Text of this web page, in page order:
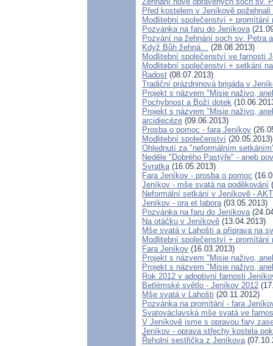
Před kostelem v Jeníkově
Modlitební společenství + promítání
Pozvánka na faru do Jeníkova
Pozvání na žehnání soch sv. Petra
Když Bůh žehná… (28.08.2013)
Modlitební společenství ve farnosti
Modlitební společenství + setkání
Radost (08.07.2013)
Tradiční prázdninová brigáda v
Projekt s názvem "Misie naživo,
Pochybnost a Boží dotek
Projekt s názvem "Misie naživo,
arcidiecéze (09.06.2013)
Prosba o pomoc - fara Jeníkov
Modlitební společenství (20.05.2013)
Ohlednutí za "neformálním
Neděle "Dobrého Pastýře" - aneb
Svratka(16.05.2013)
Fara Jeníkov - prosba o pomoc
Jeníkov - mše svatá na poděkování
Neformální setkání v Jeníkově -
Jeníkov - ora et labora(03.05.2013)
Pozvánka na faru do Jeníkova
Na otáčku v Jeníkově (13.04.2013)
Mše svatá v Lahošti a příprava na
Modlitební společenství + promítání
Fara Jeníkov (16.03.2013)
Projekt s názvem "Misie naživo,
Projekt s názvem "Misie naživo,
Rok 2012 v adoptivní farnosti
Betlémské světlo - Jeníkov 2012
Mše svatá v Lahošti (20.11.2012)
Pozvánka na promítání - fara
Svatováclavská mše svatá ve
V Jeníkově jsme s opravou fary
Jeníkov - oprava střechy kostela
Řeholní sestřička z Jeníkova